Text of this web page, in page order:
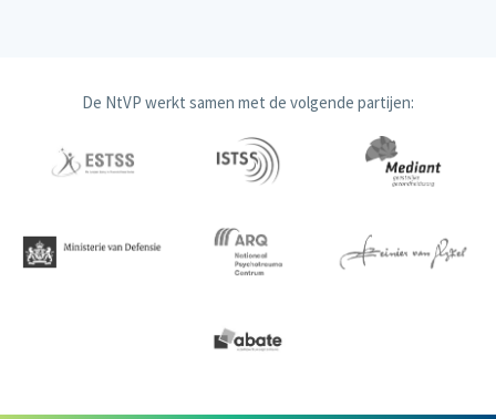
De NtVP werkt samen met de volgende partijen: